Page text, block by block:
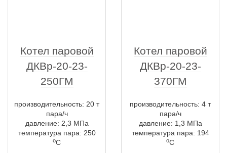
Котел паровой
ДКВр-20-23-
250ГМ
производительность: 20 т
пара/ч
давление: 2,3 МПа
температура пара: 250
оС
Котел паровой
ДКВр-20-23-
370ГМ
производительность: 4 т
пара/ч
давление: 1,3 МПа
температура пара: 194
оС